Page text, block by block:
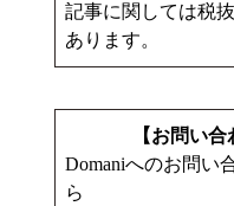
記事に関しては税
あります。
【お問い合
Domaniへのお問い
ら